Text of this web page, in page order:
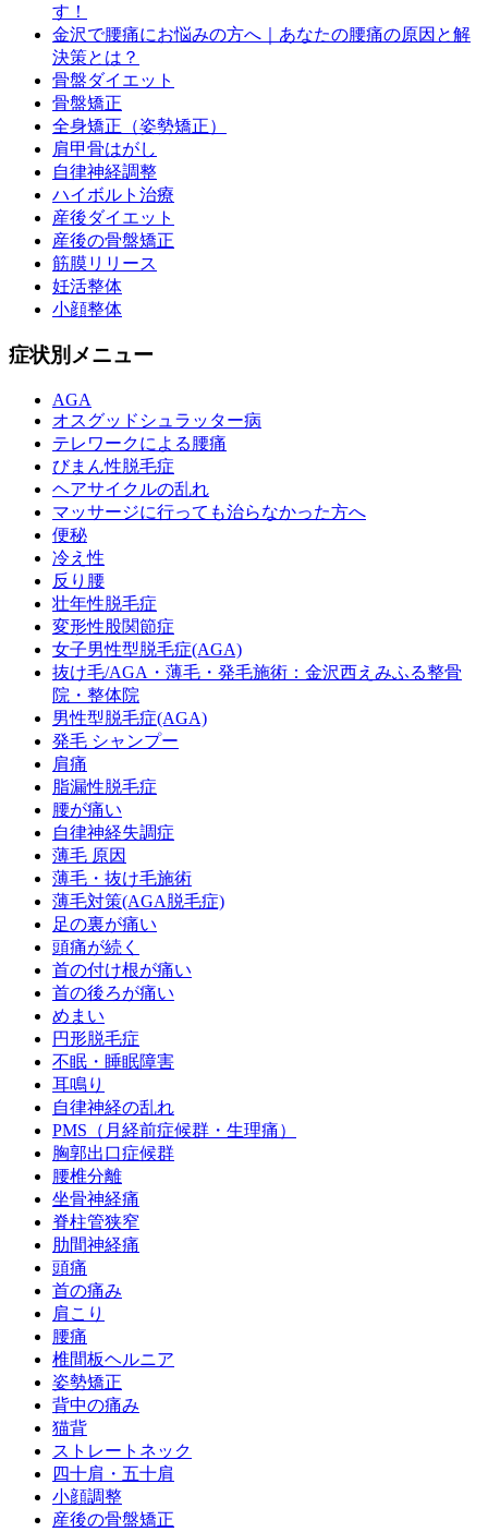
す！
金沢で腰痛にお悩みの方へ｜あなたの腰痛の原因と解
決策とは？
骨盤ダイエット
骨盤矯正
全身矯正（姿勢矯正）
肩甲骨はがし
自律神経調整
ハイボルト治療
産後ダイエット
産後の骨盤矯正
筋膜リリース
妊活整体
小顔整体
症状別メニュー
AGA
オスグッドシュラッター病
テレワークによる腰痛
びまん性脱毛症
ヘアサイクルの乱れ
マッサージに行っても治らなかった方へ
便秘
冷え性
反り腰
壮年性脱毛症
変形性股関節症
女子男性型脱毛症(AGA)
抜け毛/AGA・薄毛・発毛施術：金沢西えみふる整骨
院・整体院
男性型脱毛症(AGA)
発毛 シャンプー
肩痛
脂漏性脱毛症
腰が痛い
自律神経失調症
薄毛 原因
薄毛・抜け毛施術
薄毛対策(AGA脱毛症)
足の裏が痛い
頭痛が続く
首の付け根が痛い
首の後ろが痛い
めまい
円形脱毛症
不眠・睡眠障害
耳鳴り
自律神経の乱れ
PMS（月経前症候群・生理痛）
胸郭出口症候群
腰椎分離
坐骨神経痛
脊柱管狭窄
肋間神経痛
頭痛
首の痛み
肩こり
腰痛
椎間板ヘルニア
姿勢矯正
背中の痛み
猫背
ストレートネック
四十肩・五十肩
小顔調整
産後の骨盤矯正